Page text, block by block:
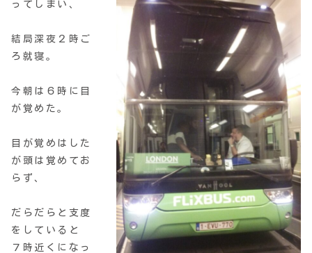
ってしまい、
結局深夜２時ご
ろ就寝。
今朝は６時に目
が覚めた。
目が覚めはした
が頭は覚めてお
らず、
だらだらと支度
をしていると
７時近くになっ